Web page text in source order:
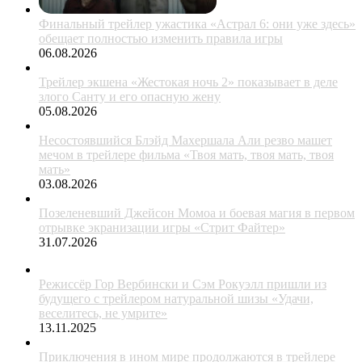
Финальный трейлер ужастика «Астрал 6: они уже здесь»
обещает полностью изменить правила игры
06.08.2026
Трейлер экшена «Жестокая ночь 2» показывает в деле
злого Санту и его опасную жену
05.08.2026
Несостоявшийся Блэйд Махершала Али резво машет
мечом в трейлере фильма «Твоя мать, твоя мать, твоя
мать»
03.08.2026
Позеленевший Джейсон Момоа и боевая магия в первом
отрывке экранизации игры «Стрит Файтер»
31.07.2026
Режиссёр Гор Вербински и Сэм Рокуэлл пришли из
будущего с трейлером натуральной шизы «Удачи,
веселитесь, не умрите»
13.11.2025
Приключения в ином мире продолжаются в трейлере